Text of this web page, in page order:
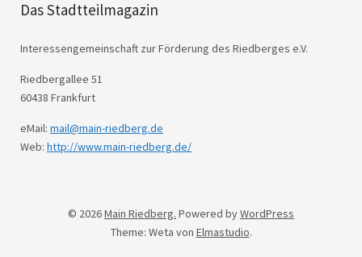
Das Stadtteilmagazin
Interessengemeinschaft zur Förderung des Riedberges e.V.
Riedbergallee 51
60438 Frankfurt
eMail: mail@main-riedberg.de
Web: http://www.main-riedberg.de/
© 2026Main Riedberg. Powered byWordPress
Theme: Weta von Elmastudio.